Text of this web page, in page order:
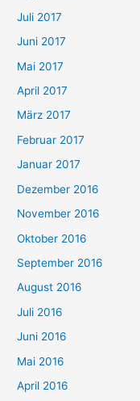
Juli 2017
Juni 2017
Mai 2017
April 2017
März 2017
Februar 2017
Januar 2017
Dezember 2016
November 2016
Oktober 2016
September 2016
August 2016
Juli 2016
Juni 2016
Mai 2016
April 2016